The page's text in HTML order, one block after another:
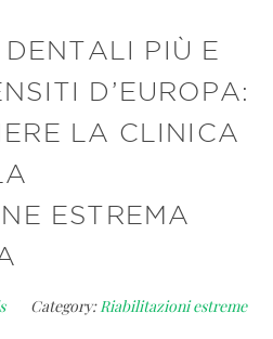
PIÙ E
D’EUROPA:
LA CLINICA
ESTREMA
Category:Riabilitazioni estreme